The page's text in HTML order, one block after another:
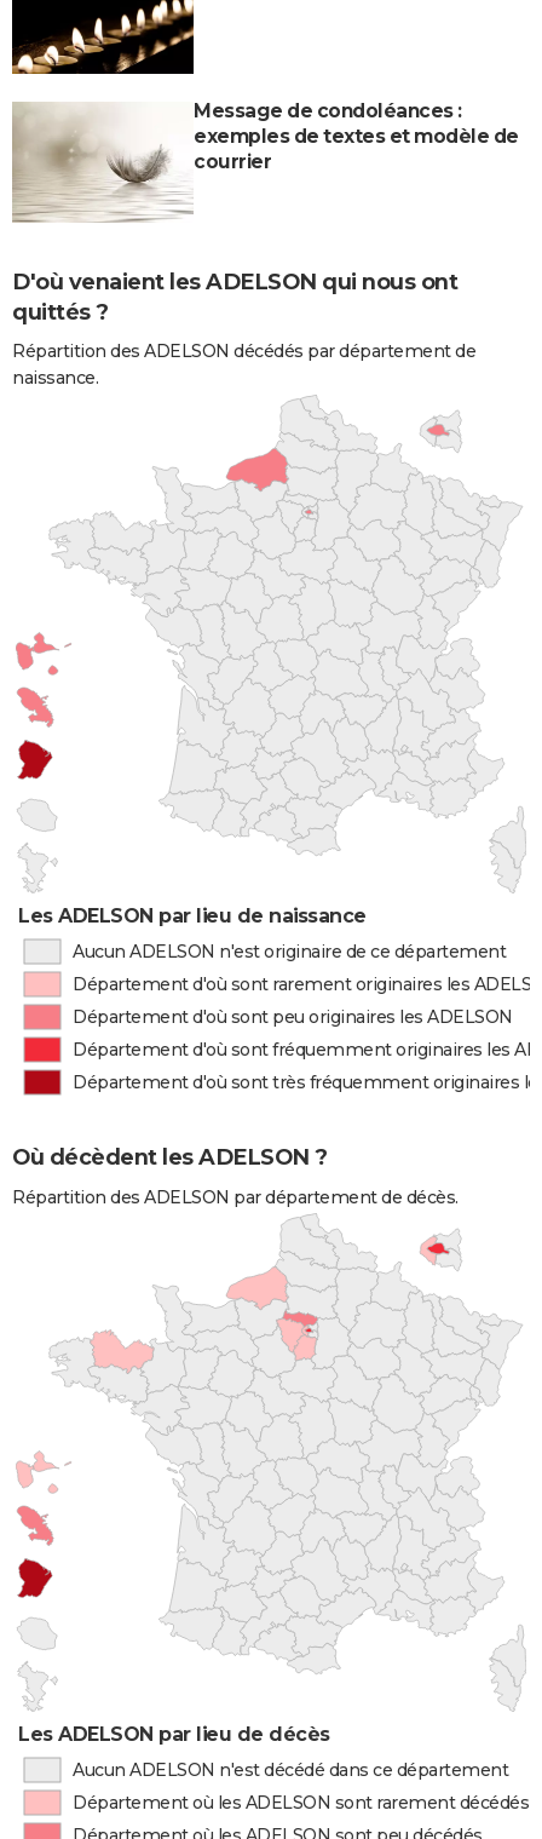
Message de condoléances :
exemples de textes et modèle de
courrier
D'où venaient les ADELSON qui nous ont
quittés ?
Répartition des ADELSON décédés par département de
naissance.
Les ADELSON par lieu de naissance
Aucun ADELSON n'est originaire de ce département
Département d'où sont rarement originaires les
Département d'où sont peu originaires les ADELSON
Département d'où sont fréquemment originaires les
Département d'où sont très fréquemment originaires
Où décèdent les ADELSON ?
Répartition des ADELSON par département de décès.
Les ADELSON par lieu de décès
Aucun ADELSON n'est décédé dans ce département
Département où les ADELSON sont rarement décédés